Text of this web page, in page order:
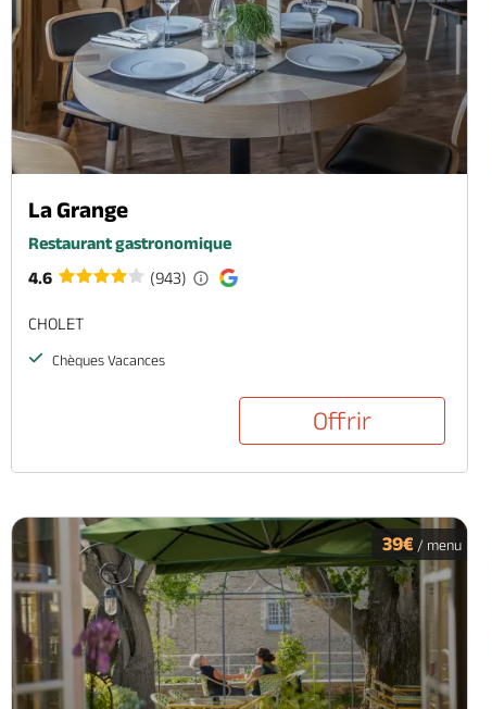
La Grange
Restaurant gastronomique
4.6
(943)
CHOLET
Chèques Vacances
Offrir
39€/ menu